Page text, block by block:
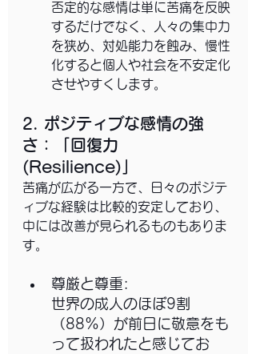
否定的な感情は単に苦痛を反映
するだけでなく、人々の集中力
を狭め、対処能力を蝕み、慢性
化すると個人や社会を不安定化
させやすくします。
2. ポジティブな感情の強
さ：「回復力
(Resilience)」
苦痛が広がる一方で、日々のポジテ
ィブな経験は比較的安定しており、
中には改善が見られるものもありま
す。
尊厳と尊重:
世界の成人のほぼ9割
（88%）が前日に敬意をも
って扱われたと感じてお